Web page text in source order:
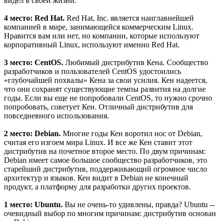
4 место: Red Hat. Red Hat, Inc. является наиглавнейшей
компанией в мире, занимающейся коммерческим Linux.
Нравится вам или нет, но компании, которые используют
корпоративный Linux, используют именно Red Hat.
3 место: CentOS. Любимый дистрибутив Кена. Сообщество
разработчиков и пользователей CentOS удостоились
«глубочайшей похвалы» Кена за свои усилия. Кен надеется,
что они сохранят существующие темпы развития на долгие
годы. Если вы еще не попробовали CentOS, то нужно срочно
попробовать, советует Кен. Отличный дистрибутив для
повседневного использования.
2 место: Debian. Многие годы Кен воротил нос от Debian,
считая его изгоем мира Linux. И все же Кен ставит этот
дистрибутив на почетное второе место. По двум причинам:
Debian имеет самое большое сообщество разработчиков, это
старейший дистрибутив, поддерживающий огромное число
архитектур и языков. Кен видит в Debian не конечный
продукт, а платформу для разработки других проектов.
1 место: Ubuntu. Вы не очень-то удивлены, правда? Ubuntu --
очевидный выбор по многим причинам: дистрибутив основан